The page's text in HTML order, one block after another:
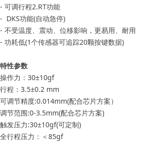
- 可调行程2.RT功能
- DKS功能(自动急停)
- 不受温度、震动、位移影响，更易用、耐用
- 功耗低(1个传感器可追踪20颗按键数据)
特性参数
操作力：30±10gf
行程：3.5±0.2 mm
可调节精度:0.014mm(配合芯片方案）
调节范围:0-3.5mm(配合芯片方案)
触发压力:30±10gf(可定制)
全行程压力：＜85gf